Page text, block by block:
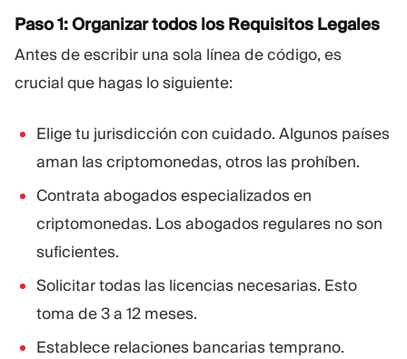
Paso 1: Organizar todos los Requisitos Legales
Antes de escribir una sola línea de código, es
crucial que hagas lo siguiente:
Elige tu jurisdicción con cuidado. Algunos países
aman las criptomonedas, otros las prohíben.
Contrata abogados especializados en
criptomonedas. Los abogados regulares no son
suficientes.
Solicitar todas las licencias necesarias. Esto
toma de 3 a 12 meses.
Establece relaciones bancarias temprano.